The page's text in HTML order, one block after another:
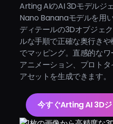
Arting AIのAI 3Dモデルジ
Nano Bananaモデルを用
ディテールの3Dオブジェ
ルな手順で正確な奥行き
でマッピング。直感的な
アニメーション、プロト
アセットを生成できます。
今すぐArting AI 3D